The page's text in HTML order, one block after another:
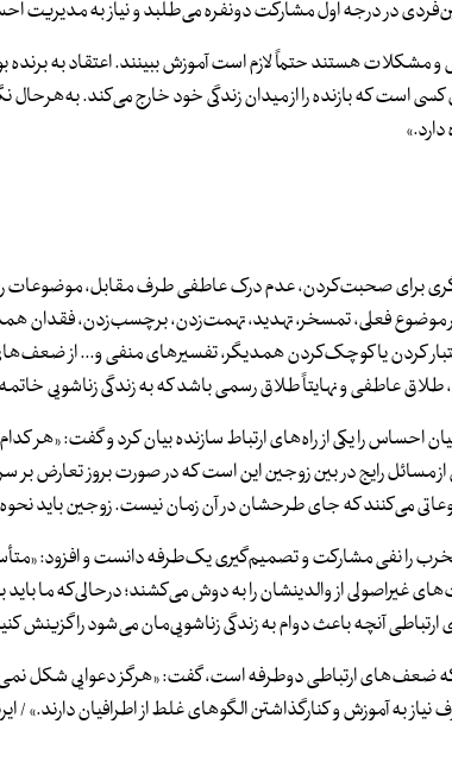
در درجه اول مشارکت دونفره می‌طلبد و نیاز به مدیریت احساس،
و مشکلات هستند حتماً لازم است آموزش ببینند. اعتقاد به
کسی است که بازنده را از میدان زندگی خود خارج می‌کند.
برای صحبت‌کردن، عدم درک عاطفی طرف مقابل، موضوعات
فعلی، تمسخر، تهدید، تهمت‌زدن، برچسب‌زدن، فقدان
کردن یا کوچک‌کردن همدیگر، تفسیرهای منفی و... از
عاطفی و نهایتاً طلاق رسمی باشد که به زندگی زناشویی
احساس را یکی از راه‌های ارتباط سازنده بیان کرد و گفت:
مسائل رایج در بین زوجین این است که در صورت بروز تعارض
می‌کنند که جای طرحشان در آن زمان نیست. زوجین باید نحوه
را نفی مشارکت و تصمیم‌گیری یک‌طرفه دانست و افزود:
غیراصولی از والدینشان را به دوش می‌کشند؛ درحالی‌که ما
آنچه باعث دوام به زندگی زناشویی‌مان می‌شود را گزینش
ضعف‌های ارتباطی دوطرفه است، گفت: «هرگز دعوایی شکل
به آموزش و کنارگذاشتن الگوهای غلط از اطرافیان دارند.» /